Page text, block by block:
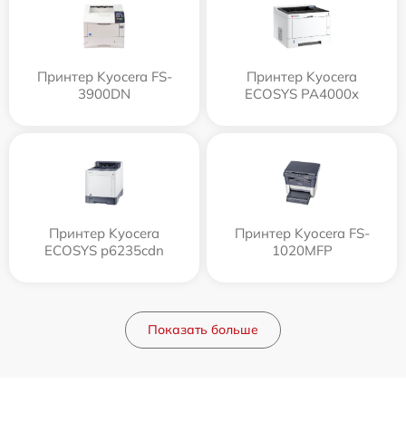
Принтер Kyocera FS-
3900DN
Принтер Kyocera
ECOSYS PA4000x
Принтер Kyocera
ECOSYS p6235cdn
Принтер Kyocera FS-
1020MFP
Показать больше